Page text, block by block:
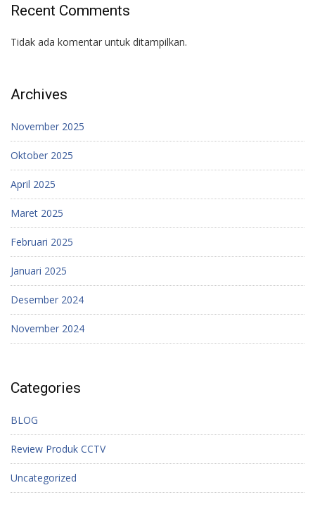
Recent Comments
Tidak ada komentar untuk ditampilkan.
Archives
November 2025
Oktober 2025
April 2025
Maret 2025
Februari 2025
Januari 2025
Desember 2024
November 2024
Categories
BLOG
Review Produk CCTV
Uncategorized